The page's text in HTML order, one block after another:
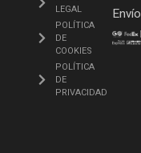
LEGAL
POLÍTICA
DE
COOKIES
POLÍTICA
DE
PRIVACIDAD